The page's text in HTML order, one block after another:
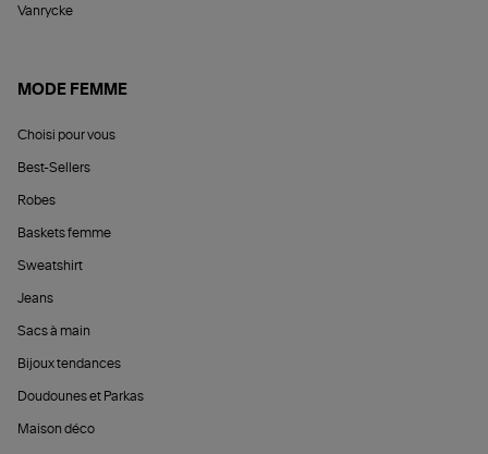
Vanrycke
MODE FEMME
Choisi pour vous
Best-Sellers
Robes
Baskets femme
Sweatshirt
Jeans
Sacs à main
Bijoux tendances
Doudounes et Parkas
Maison déco